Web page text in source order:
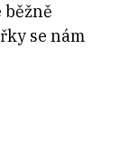
se nám